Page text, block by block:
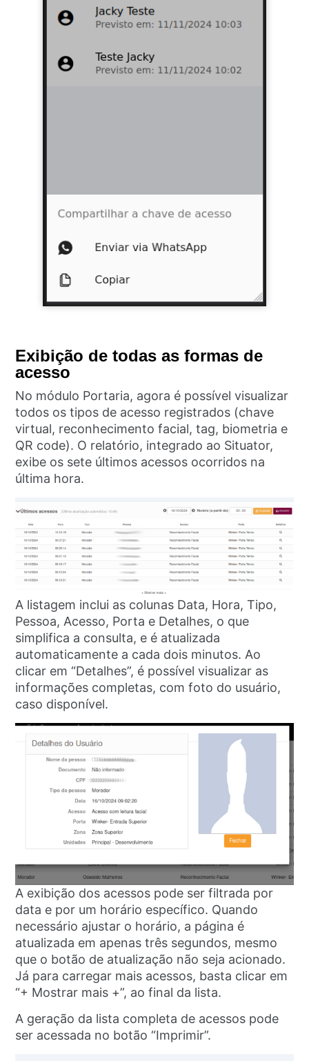
Exibição de todas as formas de
acesso
No módulo Portaria, agora é possível visualizar
todos os tipos de acesso registrados (chave
virtual, reconhecimento facial, tag, biometria e
QR code). O relatório, integrado ao Situator,
exibe os sete últimos acessos ocorridos na
última hora.
A listagem inclui as colunas Data, Hora, Tipo,
Pessoa, Acesso, Porta e Detalhes, o que
simplifica a consulta, e é atualizada
automaticamente a cada dois minutos. Ao
clicar em “Detalhes”, é possível visualizar as
informações completas, com foto do usuário,
caso disponível.
A exibição dos acessos pode ser filtrada por
data e por um horário específico. Quando
necessário ajustar o horário, a página é
atualizada em apenas três segundos, mesmo
que o botão de atualização não seja acionado.
Já para carregar mais acessos, basta clicar em
“+ Mostrar mais +”, ao final da lista.
A geração da lista completa de acessos pode
ser acessada no botão “Imprimir”.